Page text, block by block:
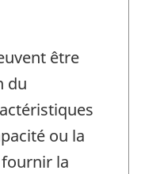
être
du
ou la
la